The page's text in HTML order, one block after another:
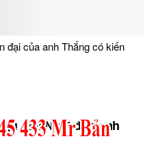
đại của anh Thắng có kiến
mái Nhật đẹp anh